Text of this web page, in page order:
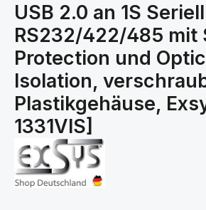
USB 2.0 an 1S Seriell
RS232/422/485 mit
Protection und
Isolation,
Plastikgehäuse,
1331VIS]